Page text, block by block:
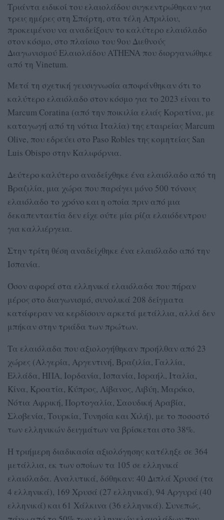
Τριάντα ειδικοί του ελαιολάδου συγκεντρώθηκαν για
τρεις ημέρες στη Σπάρτη, στα τέλη Απριλίου,
προκειμένου να αναδείξουν το καλύτερο ελαιόλαδο
στον κόσμο, στο πλαίσιο του 9ου Διεθνούς
Διαγωνισμού Ελαιολάδου ATHENA που διοργανώθηκε
από τη Vinetum.
Μετά τη σχετική γευσιγνωσία αποφάνθηκαν ότι το
καλύτερο ελαιόλαδο στον κόσμο για το 2023 είναι το
Marcum Coratina (από την ποικιλία ελιάς Κορατίνα, με
καταγωγή από τη νότια Ιταλία) της εταιρείας Marcum
Olive, που εδρεύει στο Paso Robles της κομητείας San
Luis Obispo στην Καλιφόρνια.
Δεύτερο καλύτερο αναδείχθηκε ένα ελαιόλαδο από τη
Βραζιλία, μια χώρα που παράγει μόνο 500 τόνους
ελαιόλαδο το χρόνο και η οποία πριν από μια
δεκαπενταετία δεν είχε ούτε μία ρίζα ελαιόδεντρου
για καλλιέργεια.
Στην τρίτη θέση αναδείχθηκε ένα ελαιόλαδο από την
Ισπανία.
Όσον αφορά στα ελληνικά ελαιόλαδα που πήραν
μέρος στο διαγωνισμό, συνολικά 208 δείγματα
κατάφεραν να κερδίσουν αρκετά μετάλλια, αλλά δεν
μπήκαν στην τριάδα των πρώτων.
Τα ελαιόλαδα που αξιολογήθηκαν προήλθαν από 23
χώρες (Αλγερία, Αργεντινή, Βραζιλία, Γαλλία,
Ελλάδα, ΗΠΑ, Ιορδανία, Ισπανία, Ισραήλ, Ιταλία,
Κίνα, Κροατία, Κύπρος, Λίβανος, Λιβύη, Μαρόκο,
Νότια Αφρική, Πορτογαλία, Σαουδική Αραβία,
Σλοβενία, Τουρκία, Τυνησία και Χιλή), με το ποσοστό
των ελληνικών δειγμάτων να βρίσκεται στο 38%.
Η τριήμερη διαδικασία αξιολόγησης κατέληξε σε 364
μετάλλια, εκ των οποίων τα 105 σε ελληνικά
ελαιόλαδα. Αναλυτικά, δόθηκαν: 40 Διπλά Χρυσά (τα
4 ελληνικά), 169 Χρυσά (27 ελληνικά), 94 Αργυρά (40
ελληνικά) και 61 Χάλκινα (36 ελληνικά). Συνεπώς,